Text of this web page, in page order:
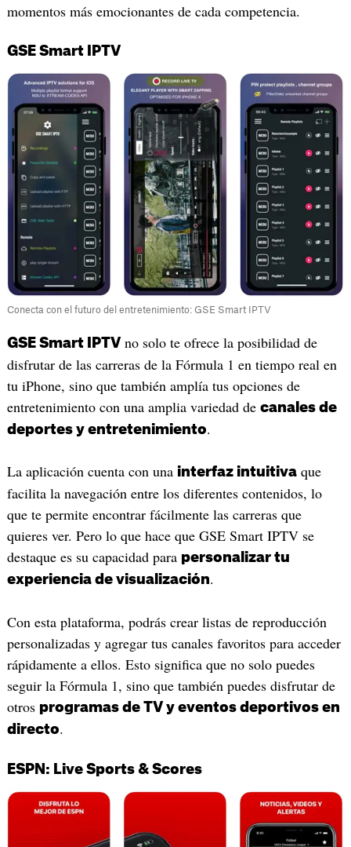
momentos más emocionantes de cada competencia.
GSE Smart IPTV
Conecta con el futuro del entretenimiento: GSE Smart IPTV
GSE Smart IPTVno solo te ofrece la posibilidad de
disfrutar de las carreras de la Fórmula 1 en tiempo real en
tu iPhone, sino que también amplía tus opciones de
entretenimiento con una amplia variedad de canales de
deportes y entretenimiento.
La aplicación cuenta con una interfaz intuitivaque
facilita la navegación entre los diferentes contenidos, lo
que te permite encontrar fácilmente las carreras que
quieres ver. Pero lo que hace que GSE Smart IPTV se
destaque es su capacidad para personalizar tu
experiencia de visualización.
Con esta plataforma, podrás crear listas de reproducción
personalizadas y agregar tus canales favoritos para acceder
rápidamente a ellos. Esto significa que no solo puedes
seguir la Fórmula 1, sino que también puedes disfrutar de
otros programas de TV y eventos deportivos en
directo.
ESPN: Live Sports & Scores